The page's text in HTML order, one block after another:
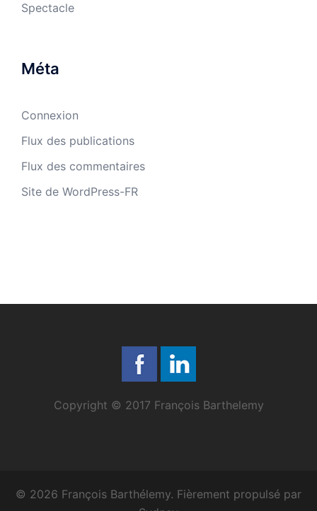
Spectacle
Méta
Connexion
Flux des publications
Flux des commentaires
Site de WordPress-FR
Copyright © 2017 François Barthelemy
© 2026 François Barthélemy. Fièrement propulsé par